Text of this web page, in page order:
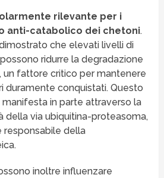
rilevante per i
anti-catabolico dei chetoni.
che elevati livelli di
ridurre la degradazione
un fattore critico per mantenere
duramente conquistati. Questo
in parte attraverso la
della via ubiquitina-proteasoma,
responsabile della
inoltre influenzare